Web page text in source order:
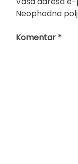
Neophodna
Komentar *